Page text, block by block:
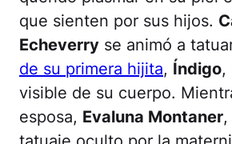
que sienten por sus hijos.
Echeverry se animó a
de su primera hijita, Índigo,
visible de su cuerpo.
esposa, Evaluna Montaner